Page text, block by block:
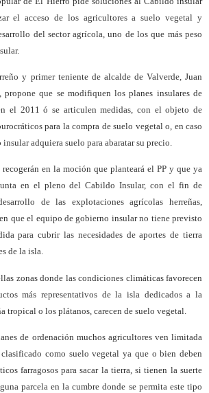
el acceso de los agricultores a suelo vegetal y
del sector agrícola, uno de los que más peso
y primer teniente de alcalde de Valverde, Juan
propone que se modifiquen los planes insulares de
el 2011 ó se articulen medidas, con el objeto de
para la compra de suelo vegetal o, en caso
adquiera suelo para abaratar su precio.
recogerán en la moción que planteará el PP y que ya
en el pleno del Cabildo Insular, con el fin de
de las explotaciones agrícolas herreñas,
que el equipo de gobierno insular no tiene previsto
para cubrir las necesidades de aportes de tierra
de la isla.
zonas donde las condiciones climáticas favorecen
más representativos de la isla dedicados a la
tropical o los plátanos, carecen de suelo vegetal.
de ordenación muchos agricultores ven limitada
como suelo vegetal ya que o bien deben
farragosos para sacar la tierra, si tienen la suerte
parcela en la cumbre donde se permita este tipo